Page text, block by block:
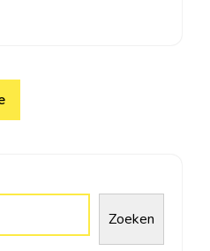
Zoeken